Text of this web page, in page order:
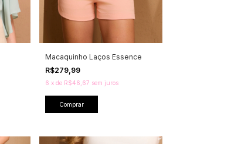
Macaquinho Laços Essence
R$279,99
6 x de R$46,67 sem juros
Comprar